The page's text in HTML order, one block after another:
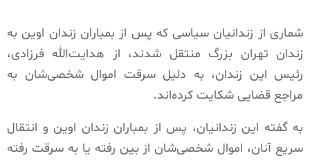
شماری از زندانیان سیاسی که پس از بمباران زندان اوین به
زندان تهران بزرگ منتقل شدند، از هدایت‌الله فرزادی،
رئیس این زندان، به دلیل سرقت اموال شخصی‌شان به
مراجع قضایی شکایت کرده‌اند.
به گفته این زندانیان، پس از بمباران زندان اوین و انتقال
سریع آنان، اموال شخصی‌شان از بین رفته یا به سرقت رفته